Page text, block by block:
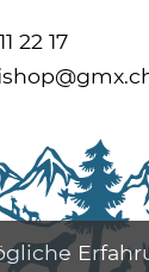
22 17